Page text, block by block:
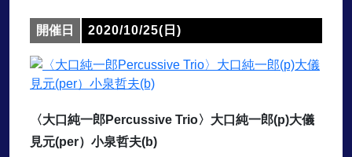
開催日 2020/10/25(日)
〈大口純一郎Percussive Trio〉大口純一郎(p)大儀
見元(per）小泉哲夫(b)